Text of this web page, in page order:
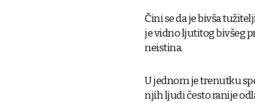
Čini se da je bivša
je vidno ljutitog bivšeg
neistina.
U jednom je trenutku
njih ljudi često ranije